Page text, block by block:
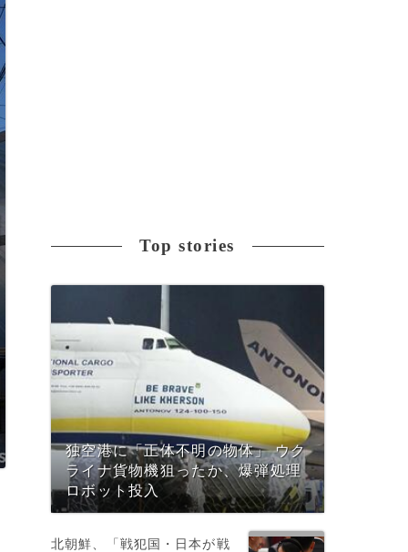
Top stories
独空港に「正体不明の物体」 ウク
ライナ貨物機狙ったか、爆弾処理
ロボット投入
北朝鮮、「戦犯国・日本が戦